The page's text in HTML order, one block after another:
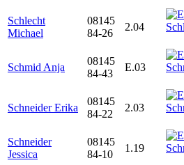
Schlecht
Michael
08145
84-26
2.04
Schmid Anja
08145
84-43
E.03
Schneider Erika
08145
84-22
2.03
Schneider
Jessica
08145
84-10
1.19